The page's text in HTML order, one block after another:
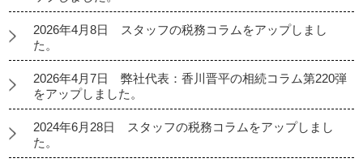
2026年4月8日 スタッフの税務コラムをアップしまし
た。
2026年4月7日 弊社代表：香川晋平の相続コラム第220弾
をアップしました。
2024年6月28日 スタッフの税務コラムをアップしまし
た。